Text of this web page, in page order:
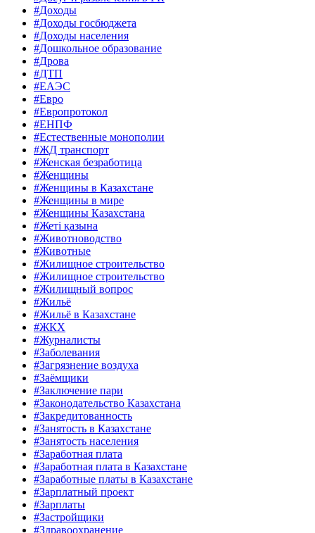
#Доходы
#Доходы госбюджета
#Доходы населения
#Дошкольное образование
#Дрова
#ДТП
#ЕАЭС
#Евро
#Европротокол
#ЕНПФ
#Естественные монополии
#ЖД транспорт
#Женская безработица
#Женщины
#Женщины в Казахстане
#Женщины в мире
#Женщины Казахстана
#Жеті қазына
#Животноводство
#Животные
#Жилищное строительство
#Жилищное строительство
#Жилищный вопрос
#Жильё
#Жильё в Казахстане
#ЖКХ
#Журналисты
#Заболевания
#Загрязнение воздуха
#Заёмщики
#Заключение пари
#Законодательство Казахстана
#Закредитованность
#Занятость в Казахстане
#Занятость населения
#Заработная плата
#Заработная плата в Казахстане
#Заработные платы в Казахстане
#Зарплатный проект
#Зарплаты
#Застройщики
#Здравоохранение